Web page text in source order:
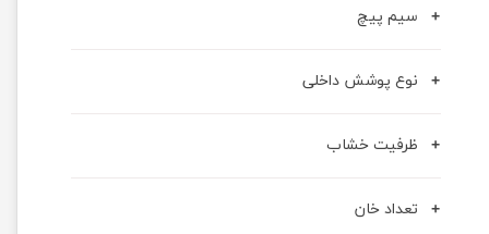
سیم پیچ
نوع پوشش داخلی
ظرفیت خشاب
تعداد خان